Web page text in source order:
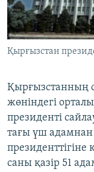
ЖАЗЫЛЫҢЫЗ
Қырғызстан
Қырғызстанның
жөніндегі
президенті
тағы үш адамнан
президенттігіне
саны қазір 51